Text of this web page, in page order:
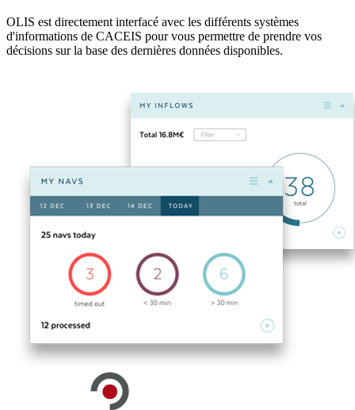
OLIS est directement interfacé avec les différents systèmes
d'informations de CACEIS pour vous permettre de prendre vos
décisions sur la base des dernières données disponibles.